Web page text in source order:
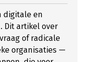
digitale en
Dit artikel over
of radicale
organisaties —